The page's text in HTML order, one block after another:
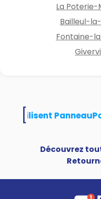
La
Bailleul-
Fontaine-
utilisent
Découvrez